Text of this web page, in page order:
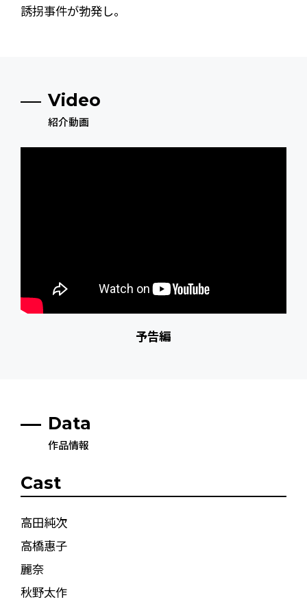
誘拐事件が勃発し――。
Video
紹介動画
予告編
Data
作品情報
Cast
高田純次
高橋惠子
麗奈
秋野太作